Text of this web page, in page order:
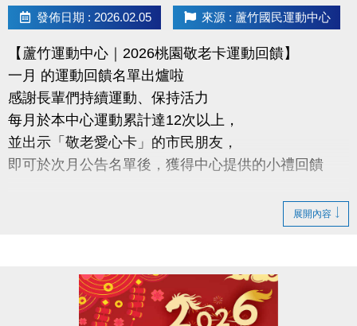
發佈日期 : 2026.02.05 來源 : 蘆竹國民運動中心
【蘆竹運動中心｜2026桃園敬老卡運動回饋】
一月 的運動回饋名單出爐啦
感謝長輩們持續運動、保持活力
每月於本中心運動累計達12次以上，
並出示「敬老愛心卡」的市民朋友，
即可於次月公告名單後，獲得中心提供的小禮回饋
請於115年2/5日後 攜帶敬老愛心卡至本中心領取
◆ 需本人親自前來領取
◆ 不可委託他人代領
展開內容